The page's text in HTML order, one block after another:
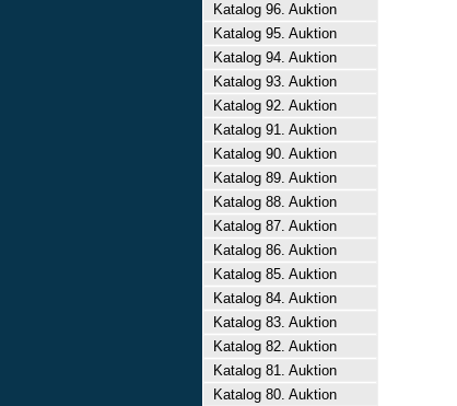
Katalog 96. Auktion
Katalog 95. Auktion
Katalog 94. Auktion
Katalog 93. Auktion
Katalog 92. Auktion
Katalog 91. Auktion
Katalog 90. Auktion
Katalog 89. Auktion
Katalog 88. Auktion
Katalog 87. Auktion
Katalog 86. Auktion
Katalog 85. Auktion
Katalog 84. Auktion
Katalog 83. Auktion
Katalog 82. Auktion
Katalog 81. Auktion
Katalog 80. Auktion